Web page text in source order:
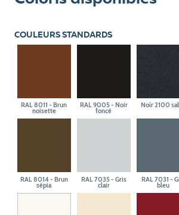
COULEURS STANDARDS
RAL 8011 - Brun
noisette
RAL 9005 - Noir
foncé
Noir 2100
RAL 8014 - Brun
sépia
RAL 7035 - Gris
clair
RAL 7031 -
bleu